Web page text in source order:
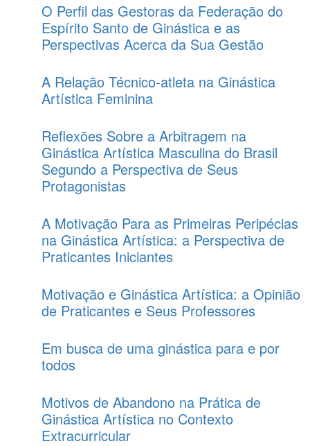
O Perfil das Gestoras da Federação do
Espírito Santo de Ginástica e as
Perspectivas Acerca da Sua Gestão
A Relação Técnico-atleta na Ginástica
Artística Feminina
Reflexões Sobre a Arbitragem na
Ginástica Artística Masculina do Brasil
Segundo a Perspectiva de Seus
Protagonistas
A Motivação Para as Primeiras Peripécias
na Ginástica Artística: a Perspectiva de
Praticantes Iniciantes
Motivação e Ginástica Artística: a Opinião
de Praticantes e Seus Professores
Em busca de uma ginástica para e por
todos
Motivos de Abandono na Prática de
Ginástica Artística no Contexto
Extracurricular